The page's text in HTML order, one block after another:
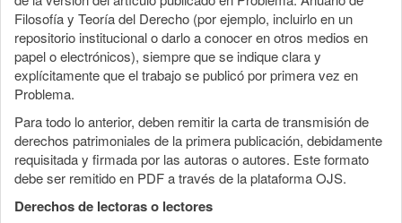
Filosofía y Teoría del Derecho (por ejemplo, incluirlo en un
repositorio institucional o darlo a conocer en otros medios en
papel o electrónicos), siempre que se indique clara y
explícitamente que el trabajo se publicó por primera vez en
Problema.
Para todo lo anterior, deben remitir la carta de transmisión de
derechos patrimoniales de la primera publicación, debidamente
requisitada y firmada por las autoras o autores. Este formato
debe ser remitido en PDF a través de la plataforma OJS.
Derechos de lectoras o lectores